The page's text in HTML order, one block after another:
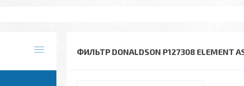
ФИЛЬТР DONALDSON P127308 ELEMENT